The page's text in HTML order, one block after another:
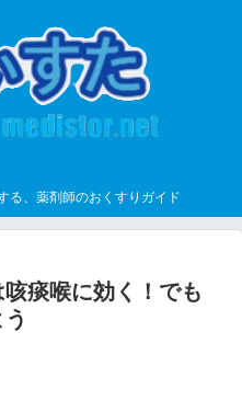
る、薬剤師のおくすりガイド
痰喉に効く！でも